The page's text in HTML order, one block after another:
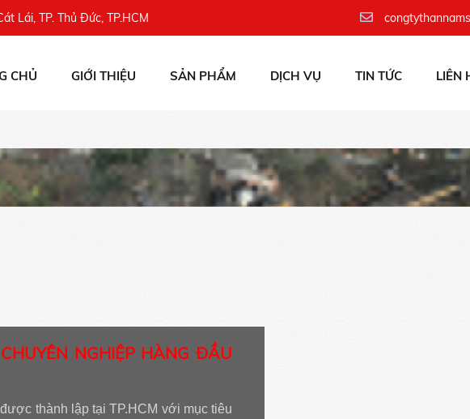
Lái, TP. Thủ Đức, TP.HCM
CHỦ GIỚI THIỆU SẢN PHẨM DỊCH VỤ TIN TỨC LIÊN
NGHIỆP HÀNG ĐẦU
được thành lập tại TP.HCM với mục tiêu